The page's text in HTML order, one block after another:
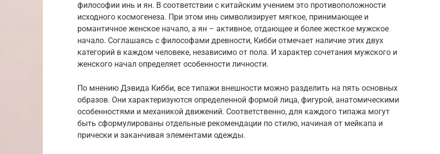
философии инь и ян. В соответствии с китайским учением это противоположности
исходного космогенеза. При этом инь символизирует мягкое, принимающее и
романтичное женское начало, а ян – активное, отдающее и более жесткое мужское
начало. Соглашаясь с философами древности, Кибби отмечает наличие этих двух
категорий в каждом человеке, независимо от пола. И характер сочетания мужского и
женского начал определяет особенности личности.
По мнению Дэвида Кибби, все типажи внешности можно разделить на пять основных
образов. Они характеризуются определенной формой лица, фигурой, анатомическими
особенностями и механикой движений. Соответственно, для каждого типажа могут
быть сформулированы отдельные рекомендации по стилю, начиная от мейкапа и
прически и заканчивая элементами одежды.